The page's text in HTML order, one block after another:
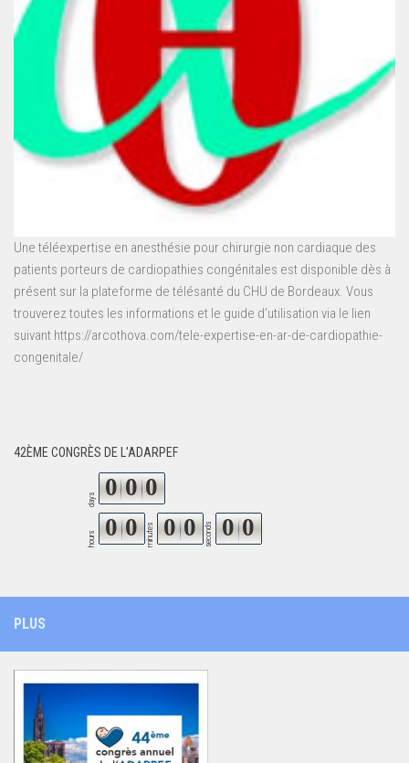
Une téléexpertise en anesthésie pour chirurgie non cardiaque des
patients porteurs de cardiopathies congénitales est disponible dès à
présent sur la plateforme de télésanté du CHU de Bordeaux. Vous
trouverez toutes les informations et le guide d’utilisation via le lien
suivant https://arcothova.com/tele-expertise-en-ar-de-cardiopathie-
congenitale/
42ÈME CONGRÈS DE L'ADARPEF
days 0 0 0
hours 0 0 minutes 0 0 seconds 0 0
PLUS